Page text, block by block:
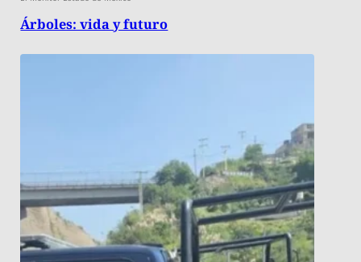
Árboles: vida y futuro